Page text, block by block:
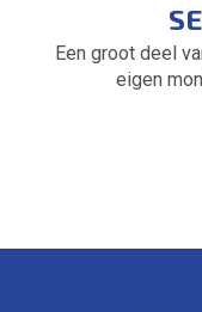
Een groot deel
eigen